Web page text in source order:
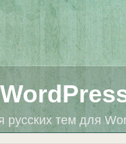
тем для